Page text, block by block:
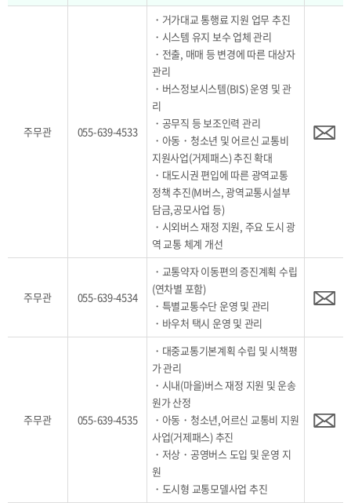
주무관 055-639-4533
・거가대교 통행료 지원 업무 추진
・시스템 유지 보수 업체 관리
・전출, 매매 등 변경에 따른 대상자
관리
・버스정보시스템(BIS) 운영 및 관
리
・공무직 등 보조인력 관리
・아동・청소년 및 어르신 교통비
지원사업(거제패스) 추진 확대
・대도시권 편입에 따른 광역교통
정책 추진(M버스, 광역교통시설부
담금,공모사업 등)
・시외버스 재정 지원, 주요 도시 광
역 교통 체계 개선
주무관 055-639-4534
・교통약자 이동편의 증진계획 수립
(연차별 포함)
・특별교통수단 운영 및 관리
・바우처 택시 운영 및 관리
주무관 055-639-4535
・대중교통기본계획 수립 및 시책평
가 관리
・시내(마을)버스 재정 지원 및 운송
원가 산정
・아동・청소년,어르신 교통비 지원
사업(거제패스) 추진
・저상・공영버스 도입 및 운영 지
원
・도시형 교통모델사업 추진